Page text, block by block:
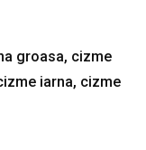
groasa, cizme
iarna, cizme